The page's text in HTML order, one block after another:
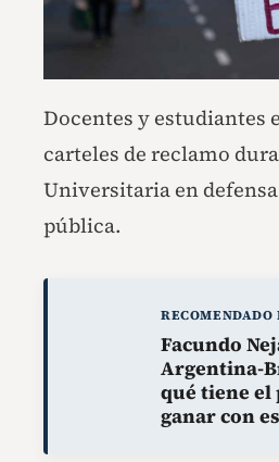
Docentes y estudiantes
carteles de reclamo
Universitaria en
pública.
Facundo
Argentina-
qué tiene el
ganar con